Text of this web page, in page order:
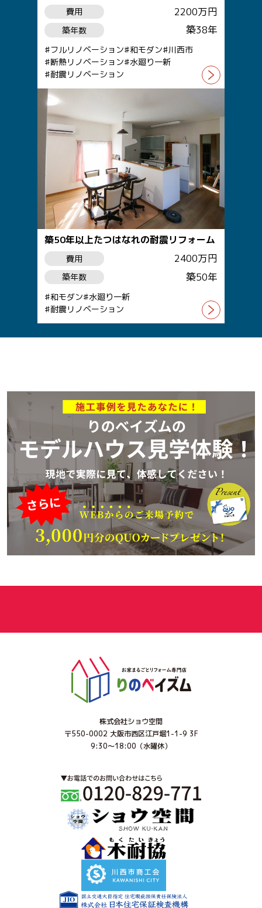
費用 2200万円
築年数 築38年
フルリノベーション 和モダン 川西市
断熱リノベーション 水廻り一新
耐震リノベーション
築50年以上たつはなれの耐震リフォーム
費用 2400万円
築年数 築50年
和モダン 水廻り一新
耐震リノベーション
株式会社ショウ空間
〒550-0002 大阪市西区江戸堀1-1-9 3F
9:30～18:00（水曜休）